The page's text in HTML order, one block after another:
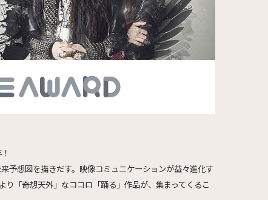
予想図を描きだす。映像コミュニケーションが益々進化す
「奇想天外」なココロ「踊る」作品が、集まってくるこ